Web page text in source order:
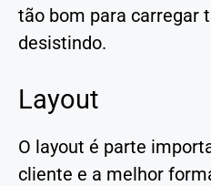
tão bom para carregar
desistindo.
Layout
O layout é parte
cliente e a melhor